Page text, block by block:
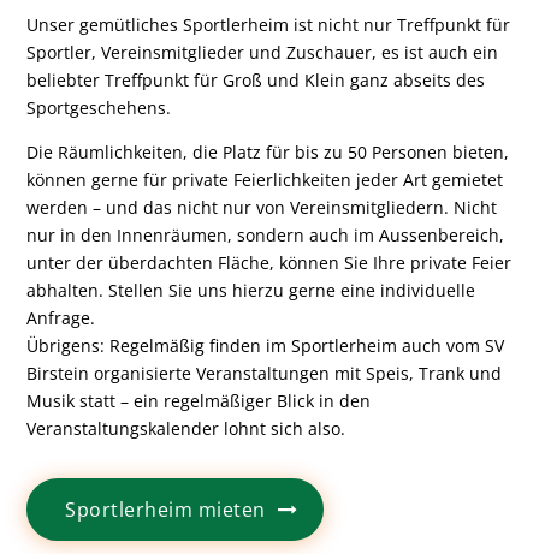
Unser gemütliches Sportlerheim ist nicht nur Treffpunkt für
Sportler, Vereinsmitglieder und Zuschauer, es ist auch ein
beliebter Treffpunkt für Groß und Klein ganz abseits des
Sportgeschehens.
Die Räumlichkeiten, die Platz für bis zu 50 Personen bieten,
können gerne für private Feierlichkeiten jeder Art gemietet
werden – und das nicht nur von Vereinsmitgliedern. Nicht
nur in den Innenräumen, sondern auch im Aussenbereich,
unter der überdachten Fläche, können Sie Ihre private Feier
abhalten. Stellen Sie uns hierzu gerne eine individuelle
Anfrage.
Übrigens: Regelmäßig finden im Sportlerheim auch vom SV
Birstein organisierte Veranstaltungen mit Speis, Trank und
Musik statt – ein regelmäßiger Blick in den
Veranstaltungskalender lohnt sich also.
Sportlerheim mieten